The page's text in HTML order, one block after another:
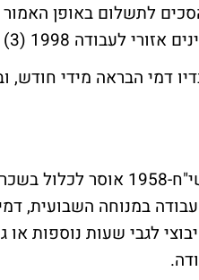
לעבודה 1998 (3) 727].
דמי הבראה מידי
סעיף 5 לחוק הגנת השכר,
עבודה במנוחה השבועית,
לגבי שעות נוספות או